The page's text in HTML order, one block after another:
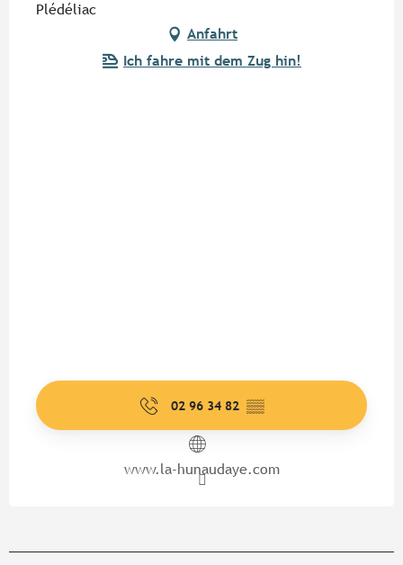
Plédéliac
Anfahrt
Ich fahre mit dem Zug hin!
02 96 34 82 ▒▒
www.la-hunaudaye.com